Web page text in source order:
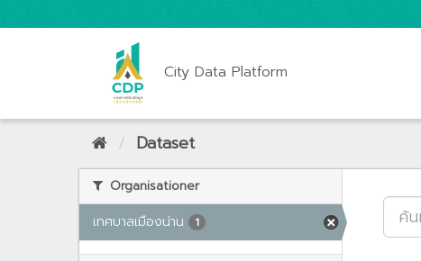
City Data Platform
Dataset
Organisationer
เทศบาลเมืองน่าน
1